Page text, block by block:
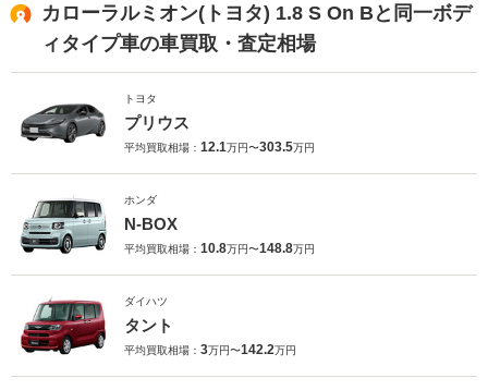
カローラルミオン(トヨタ) 1.8 S On Bと同一ボデ
ィタイプ車の車買取・査定相場
トヨタ
プリウス
平均買取相場： 12.1万円〜303.5万円
ホンダ
N-BOX
平均買取相場： 10.8万円〜148.8万円
ダイハツ
タント
平均買取相場： 3万円〜142.2万円